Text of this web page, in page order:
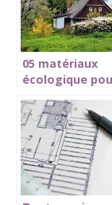
05 matériaux
écologique
isolation de
votre maison